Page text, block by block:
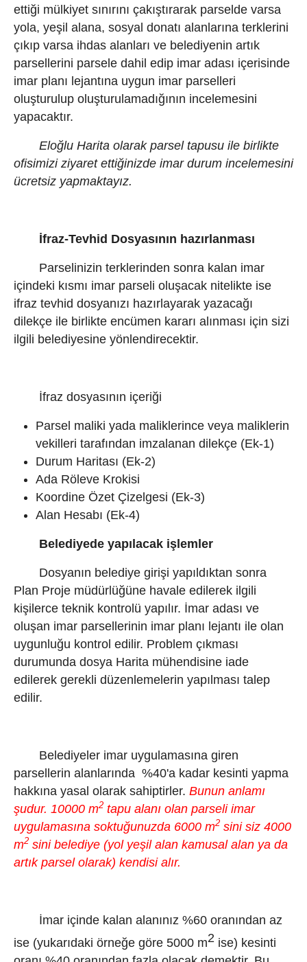
ettiği mülkiyet sınırını çakıştırarak parselde varsa
yola, yeşil alana, sosyal donatı alanlarına terklerini
çıkıp varsa ihdas alanları ve belediyenin artık
parsellerini parsele dahil edip imar adası içerisinde
imar planı lejantına uygun imar parselleri
oluşturulup oluşturulamadığının incelemesini
yapacaktır.
Eloğlu Harita olarak parsel tapusu ile birlikte
ofisimizi ziyaret ettiğinizde imar durum incelemesini
ücretsiz yapmaktayız.
İfraz-Tevhid Dosyasının hazırlanması
Parselinizin terklerinden sonra kalan imar
içindeki kısmı imar parseli oluşacak nitelikte ise
ifraz tevhid dosyanızı hazırlayarak yazacağı
dilekçe ile birlikte encümen kararı alınması için sizi
ilgili belediyesine yönlendirecektir.
İfraz dosyasının içeriği
Parsel maliki yada maliklerince veya maliklerin
vekilleri tarafından imzalanan dilekçe (Ek-1)
Durum Haritası (Ek-2)
Ada Röleve Krokisi
Koordine Özet Çizelgesi (Ek-3)
Alan Hesabı (Ek-4)
Belediyede yapılacak işlemler
Dosyanın belediye girişi yapıldıktan sonra
Plan Proje müdürlüğüne havale edilerek ilgili
kişilerce teknik kontrolü yapılır. İmar adası ve
oluşan imar parsellerinin imar planı lejantı ile olan
uygunluğu kontrol edilir. Problem çıkması
durumunda dosya Harita mühendisine iade
edilerek gerekli düzenlemelerin yapılması talep
edilir.
Belediyeler imar uygulamasına giren
parsellerin alanlarında %40'a kadar kesinti yapma
hakkına yasal olarak sahiptirler. Bunun anlamı
şudur. 10000 m2 tapu alanı olan parseli imar
uygulamasına soktuğunuzda 6000 m2 sini siz 4000
m2 sini belediye (yol yeşil alan kamusal alan ya da
artık parsel olarak) kendisi alır.
İmar içinde kalan alanınız %60 oranından az
ise (yukarıdaki örneğe göre 5000 m2 ise) kesinti